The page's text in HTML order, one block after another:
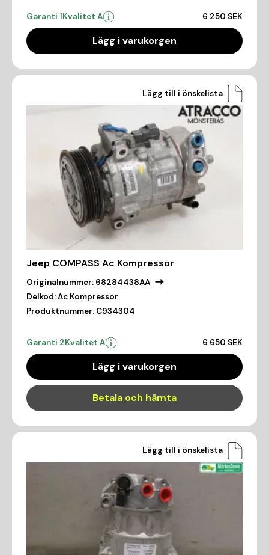
Garanti 1Kvalitet A 6 250 SEK
Lägg i varukorgen
Lägg till i önskelista
Jeep COMPASS Ac Kompressor
Originalnummer: 68284438AA
Delkod:Ac Kompressor
Produktnummer: C934304
Garanti 2Kvalitet A 6 650 SEK
Lägg i varukorgen
Betala och hämta
Lägg till i önskelista